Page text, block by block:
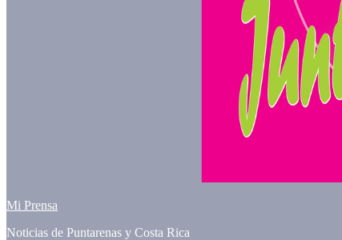
Mi Prensa
Noticias de Puntarenas y Costa Rica